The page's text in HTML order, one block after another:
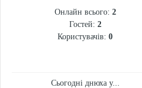
Онлайн всього: 2
Гостей: 2
Користувачів: 0
Сьогодні днюха у...